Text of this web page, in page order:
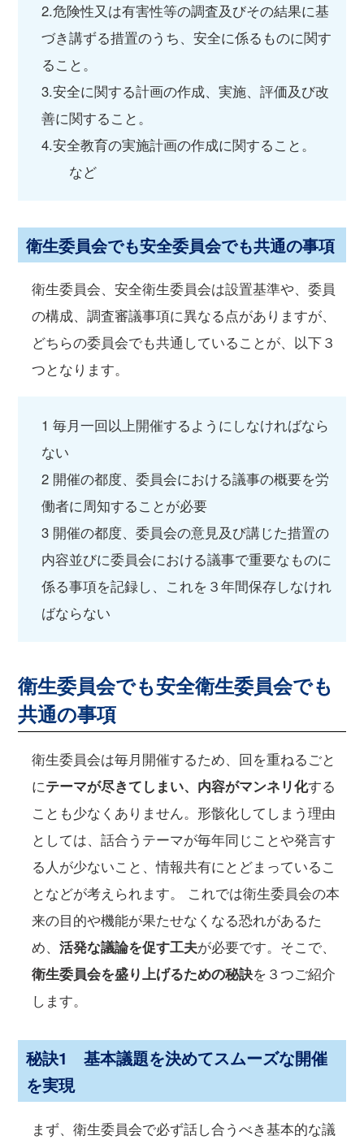
2.危険性又は有害性等の調査及びその結果に基
づき講ずる措置のうち、安全に係るものに関す
ること。
3.安全に関する計画の作成、実施、評価及び改
善に関すること。
4.安全教育の実施計画の作成に関すること。
など
衛生委員会でも安全委員会でも共通の事項
衛生委員会、安全衛生委員会は設置基準や、委員
の構成、調査審議事項に異なる点がありますが、
どちらの委員会でも共通していることが、以下３
つとなります。
1 毎月一回以上開催するようにしなければなら
ない
2 開催の都度、委員会における議事の概要を労
働者に周知することが必要
3 開催の都度、委員会の意見及び講じた措置の
内容並びに委員会における議事で重要なものに
係る事項を記録し、これを３年間保存しなけれ
ばならない
衛生委員会でも安全衛生委員会でも
共通の事項
衛生委員会は毎月開催するため、回を重ねるごと
にテーマが尽きてしまい、内容がマンネリ化する
ことも少なくありません。形骸化してしまう理由
としては、話合うテーマが毎年同じことや発言す
る人が少ないこと、情報共有にとどまっているこ
となどが考えられます。 これでは衛生委員会の本
来の目的や機能が果たせなくなる恐れがあるた
め、活発な議論を促す工夫が必要です。そこで、
衛生委員会を盛り上げるための秘訣を３つご紹介
します。
秘訣1 基本議題を決めてスムーズな開催
を実現
まず、衛生委員会で必ず話し合うべき基本的な議